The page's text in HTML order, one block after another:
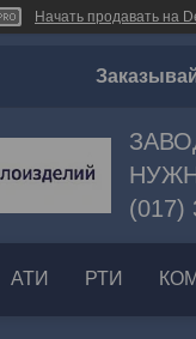
Начать продавать на
(017)
АТИ РТИ